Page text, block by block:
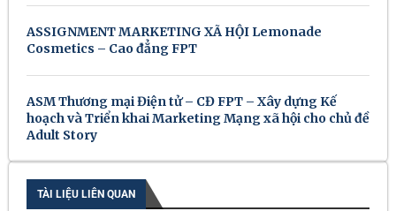
ASSIGNMENT MARKETING XÃ HỘI Lemonade
Cosmetics – Cao đẳng FPT
ASM Thương mại Điện tử – CĐ FPT – Xây dựng Kế
hoạch và Triển khai Marketing Mạng xã hội cho chủ đề
Adult Story
TÀI LIỆU LIÊN QUAN